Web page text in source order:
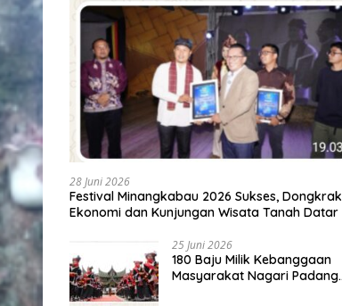
28 Juni 2026
Festival Minangkabau 2026 Sukses, Dongkrak
Ekonomi dan Kunjungan Wisata Tanah Datar
25 Juni 2026
180 Baju Milik Kebanggaan
Masyarakat Nagari Padang